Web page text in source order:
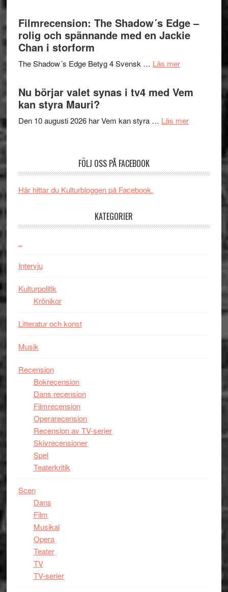
Pöntinen
avslutar
in
till
och
Filmrecension: The Shadow´s Edge –
rolig och spännande med en Jackie
Chan i storform
The Shadow´s Edge Betyg 4 Svensk … Läs merom
Filmrecension:
Shadow
Edge
spännande
Nu börjar valet synas i tv4 med Vem
kan styra Mauri?
Den 10 augusti 2026 har Vem kan styra … Läs merom
kan
FÖLJ OSS PÅ FACEBOOK
Här hittar du Kulturbloggen på Facebook.
KATEGORIER
..
Intervju
Kulturpolitik
Krönikor
Litteratur och konst
Musik
Recension
Bokrecension
Dans recension
Filmrecension
Operarecension
Recension av TV-serier
Skivrecensioner
Spel
Teaterkritik
Scen
Dans
Film
Musikal
Opera
Teater
TV
TV-serier